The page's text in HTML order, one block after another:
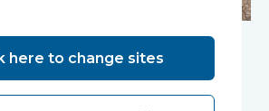
las obras
nuevo centro
here to change sites